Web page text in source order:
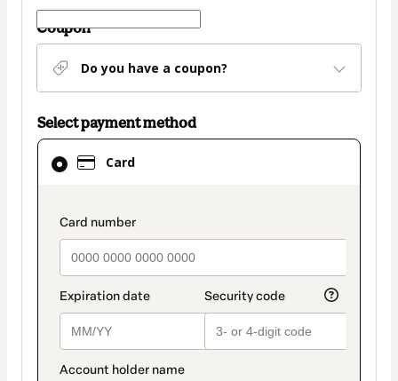
Coupon
Do you have a coupon?
Select payment method
Card
payment_data.section_title_v2
Card
selected
method